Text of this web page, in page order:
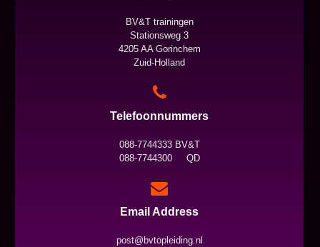
BV&T trainingen
Stationsweg 3
4205 AA Gorinchem
Zuid-Holland
Telefoonnummers
088-7744333 BV&T
088-7744300 QD
Email Address
post@bvtopleiding.nl